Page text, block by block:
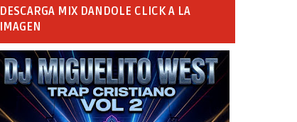
DESCARGA MIX DANDOLE CLICK A LA
IMAGEN